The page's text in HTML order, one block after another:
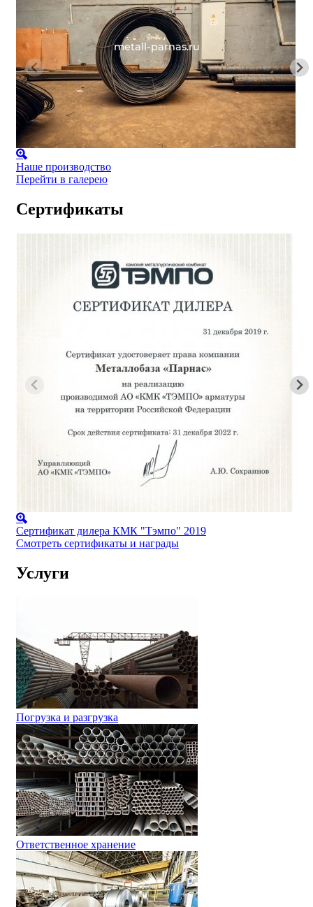
Наше производство
Перейти в галерею
Сертификаты
Сертификат дилера КМК "Тэмпо" 2019
Смотреть сертификаты и награды
Услуги
Погрузка и разгрузка
Ответственное хранение